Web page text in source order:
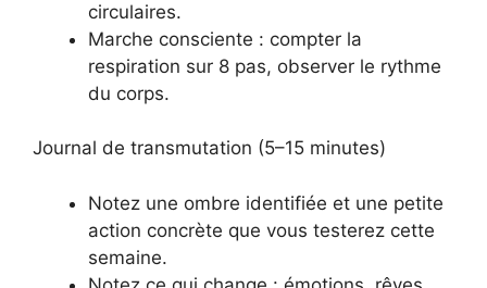
circulaires.
Marche consciente : compter la
respiration sur 8 pas, observer le rythme
du corps.
Journal de transmutation (5–15 minutes)
Notez une ombre identifiée et une petite
action concrète que vous testerez cette
semaine.